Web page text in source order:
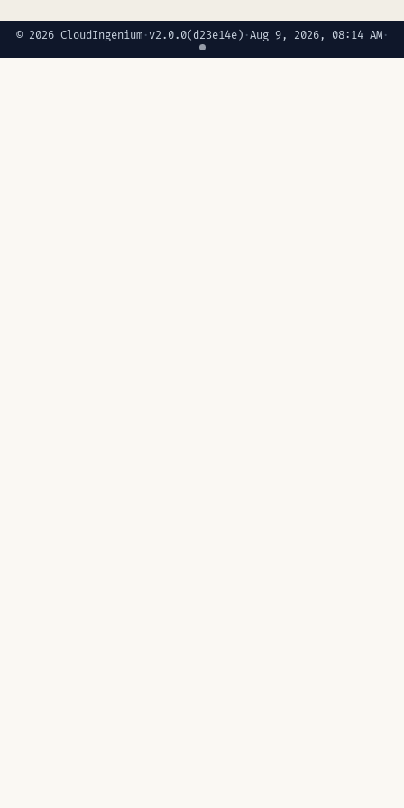
© 2026 CloudIngenium· v2.0.0(d23e14e) ·Aug 9, 2026, 08:14 AM·